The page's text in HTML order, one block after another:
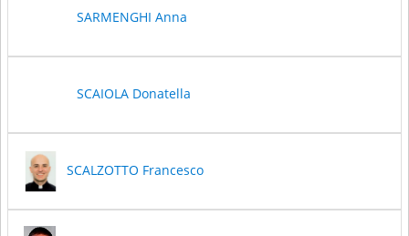
SARMENGHI Anna
SCAIOLA Donatella
SCALZOTTO Francesco